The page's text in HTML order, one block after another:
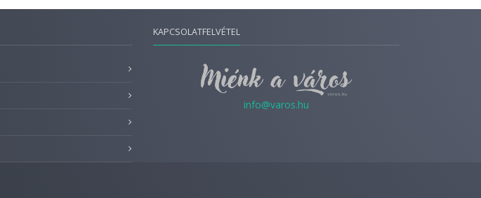
KAPCSOLATFELVÉTEL
info@varos.hu